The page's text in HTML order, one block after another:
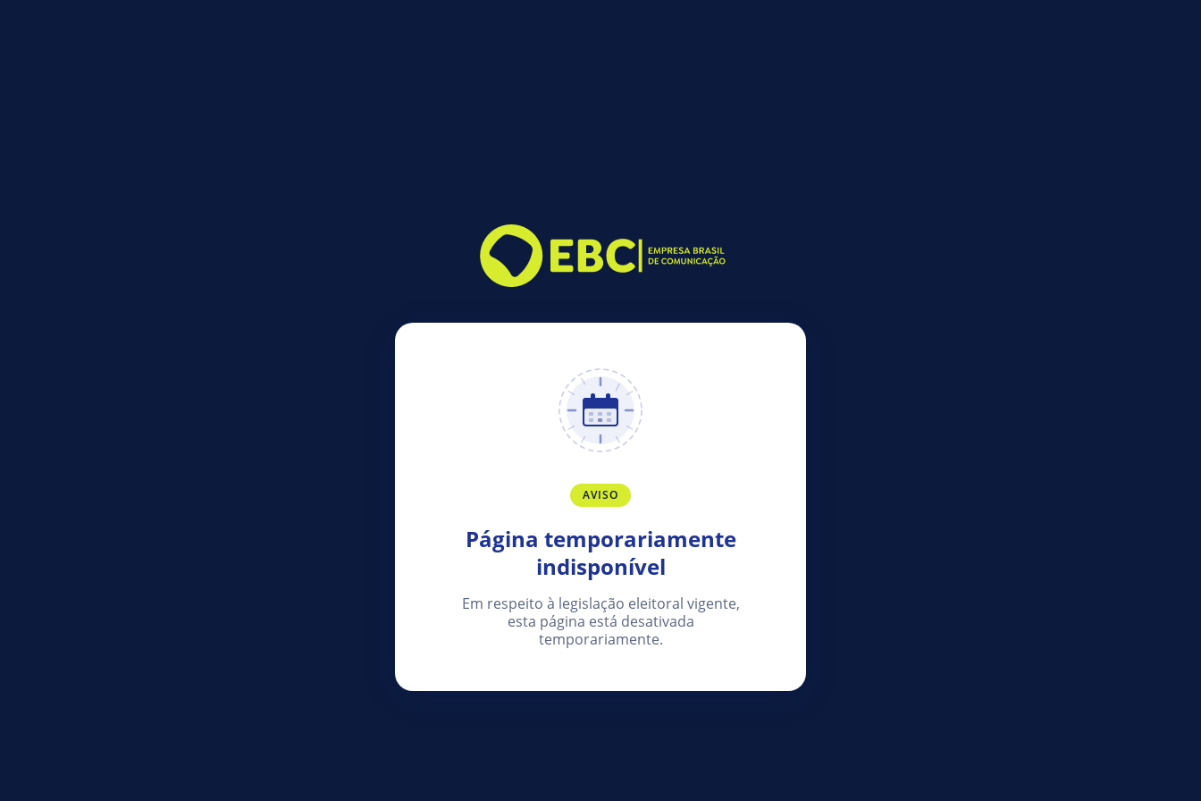
AVISO
Página temporariamente
indisponível
Em respeito à legislação eleitoral vigente,
esta página está desativada
temporariamente.